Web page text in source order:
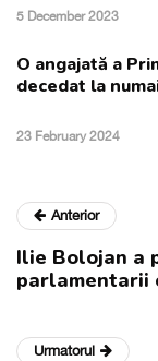
5 December 2023
O angajată a
decedat la
23 February 2024
Anterior
Ilie Bolojan a
parlamentarii
Urmatorul